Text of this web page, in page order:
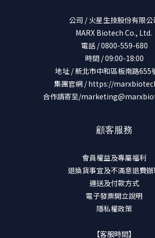
公司 / 火星生技股份有限公
MARX Biotech Co., Ltd.
電話 / 0800-559-680
時間 / 09:00-18:00
地址 / 新北市中和區板南路655
集團官網 /https://
合作請寄至/
顧客服務
會員權益及專屬福利
退換貨事宜及不滿意退費辦
運送及付款方式
電子發票開立說明
隱私權政策
【客服時間】